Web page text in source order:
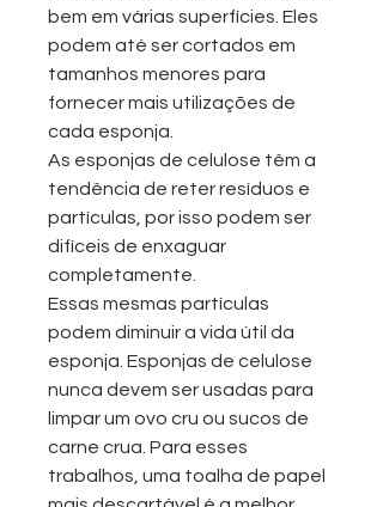
bem em várias superfícies. Eles
podem até ser cortados em
tamanhos menores para
fornecer mais utilizações de
cada esponja.
As esponjas de celulose têm a
tendência de reter resíduos e
partículas, por isso podem ser
difíceis de enxaguar
completamente.
Essas mesmas partículas
podem diminuir a vida útil da
esponja. Esponjas de celulose
nunca devem ser usadas para
limpar um ovo cru ou sucos de
carne crua. Para esses
trabalhos, uma toalha de papel